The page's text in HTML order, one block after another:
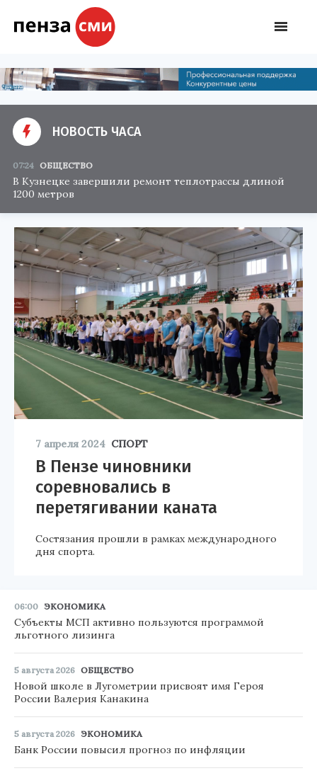
НОВОСТЬ ЧАСА
07:24 ОБЩЕСТВО
В Кузнецке завершили ремонт теплотрассы длиной
1200 метров
7 апреля 2024 СПОРТ
В Пензе чиновники
соревновались в
перетягивании каната
Состязания прошли в рамках международного
дня спорта.
06:00 ЭКОНОМИКА
Субъекты МСП активно пользуются программой
льготного лизинга
5 августа 2026 ОБЩЕСТВО
Новой школе в Лугометрии присвоят имя Героя
России Валерия Канакина
5 августа 2026 ЭКОНОМИКА
Банк России повысил прогноз по инфляции